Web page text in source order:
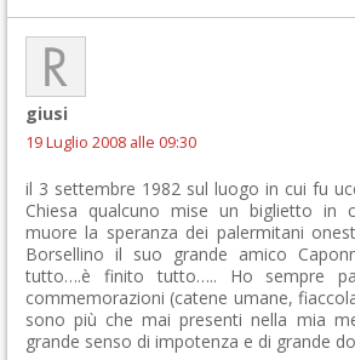
giusi
19 Luglio 2008 alle 09:30
il 3 settembre 1982 sul luogo in cui fu
Chiesa qualcuno mise un biglietto in
muore la speranza dei palermitani
Borsellino il suo grande amico
tutto….è finito tutto….. Ho sempre
commemorazioni (catene umane,
sono più che mai presenti nella mia
grande senso di impotenza e di grande